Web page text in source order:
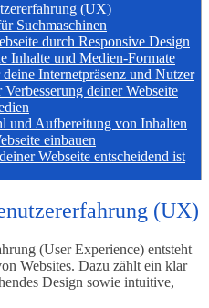
(UX)
Suchmaschinen
durch Responsive Design
Inhalte und Medien-Formate
Internetpräsenz und Nutzer
deiner Webseite
und Aufbereitung von Inhalten
einbauen
Webseite entscheidend ist
(UX)
(User Experience) entsteht
Websites. Dazu zählt ein klar
Design sowie intuitive,